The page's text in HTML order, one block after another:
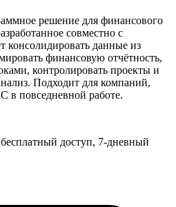
решение для финансового
совместно с
консолидировать данные из
финансовую отчётность,
контролировать проекты и
Подходит для компаний,
в повседневной работе.
доступ, 7‑дневный